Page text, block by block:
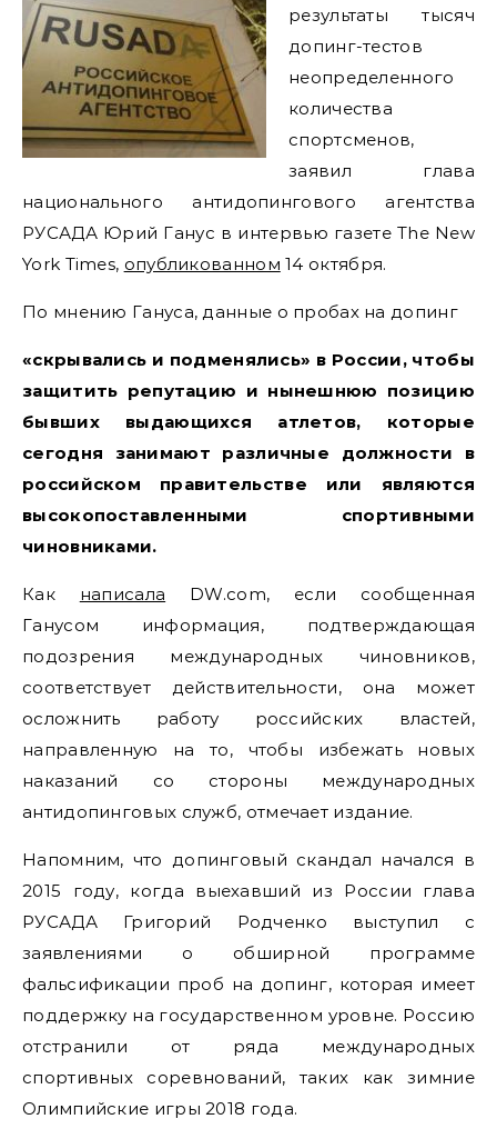
результаты тысяч
допинг-тестов
неопределенного
количества
спортсменов,
заявил глава
национального антидопингового агентства
РУСАДА Юрий Ганус в интервью газете The New
York Times, опубликованном 14 октября.
По мнению Гануса, данные о пробах на допинг
«скрывались и подменялись» в России, чтобы
защитить репутацию и нынешнюю позицию
бывших выдающихся атлетов, которые
сегодня занимают различные должности в
российском правительстве или являются
высокопоставленными спортивными
чиновниками.
Как написала DW.соm, если сообщенная
Ганусом информация, подтверждающая
подозрения международных чиновников,
соответствует действительности, она может
осложнить работу российских властей,
направленную на то, чтобы избежать новых
наказаний со стороны международных
антидопинговых служб, отмечает издание.
Напомним, что допинговый скандал начался в
2015 году, когда выехавший из России глава
РУСАДА Григорий Родченко выступил с
заявлениями о обширной программе
фальсификации проб на допинг, которая имеет
поддержку на государственном уровне. Россию
отстранили от ряда международных
спортивных соревнований, таких как зимние
Олимпийские игры 2018 года.